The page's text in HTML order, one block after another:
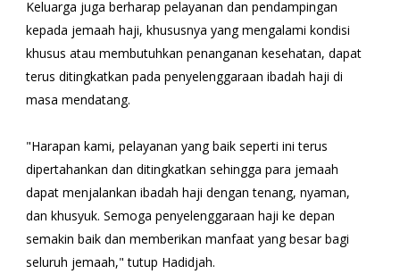
Keluarga juga berharap pelayanan dan pendampingan
kepada jemaah haji, khususnya yang mengalami kondisi
khusus atau membutuhkan penanganan kesehatan, dapat
terus ditingkatkan pada penyelenggaraan ibadah haji di
masa mendatang.
"Harapan kami, pelayanan yang baik seperti ini terus
dipertahankan dan ditingkatkan sehingga para jemaah
dapat menjalankan ibadah haji dengan tenang, nyaman,
dan khusyuk. Semoga penyelenggaraan haji ke depan
semakin baik dan memberikan manfaat yang besar bagi
seluruh jemaah," tutup Hadidjah.